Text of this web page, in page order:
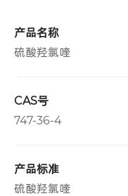
产品名称
硫酸羟氯喹
CAS号
747-36-4
产品标准
硫酸羟氯喹